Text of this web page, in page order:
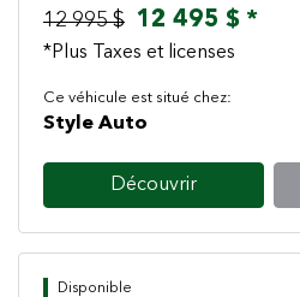
12 995 $ 12 495 $ *
*Plus Taxes et licenses
Ce véhicule est situé chez:
Style Auto
Découvrir
Disponible